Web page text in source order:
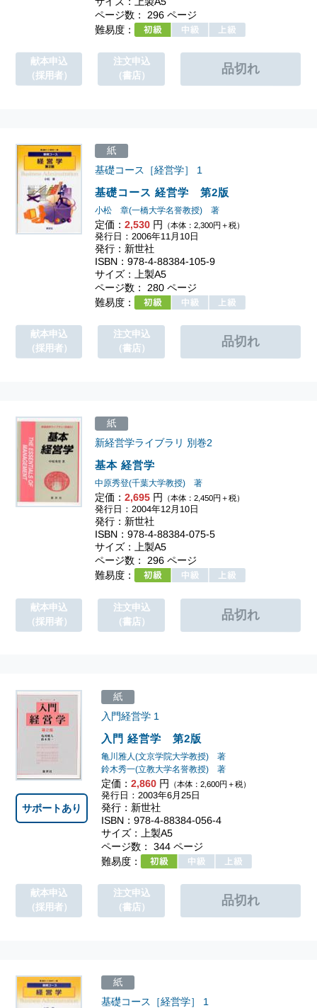
ページ数： 296 ページ
難易度：
献本申込
（採用者）
注文申込
（書店）
基礎コース 経営学 第2版
基礎コース［経営学］ 1
小松 章(一橋大学名誉教授) 著
定価：2,530 円 （本体：2,300円＋税）
紙
発行日：2006年11月10日
発行：新世社
ISBN：978-4-88384-105-9
サイズ：上製A5
ページ数： 280 ページ
難易度：
献本申込
（採用者）
注文申込
（書店）
基本 経営学
新経営学ライブラリ 別巻2
中原秀登(千葉大学教授) 著
定価：2,695 円 （本体：2,450円＋税）
紙
発行日：2004年12月10日
発行：新世社
ISBN：978-4-88384-075-5
サイズ：上製A5
ページ数： 296 ページ
難易度：
献本申込
（採用者）
注文申込
（書店）
入門 経営学 第2版
入門経営学1
亀川雅人(文京学院大学教授) 著
鈴木秀一(立教大学名誉教授) 著
定価： 2,860円 （本体：2,600円＋税）
紙
発行日：2003年6月25日
発行：新世社
ISBN：978-4-88384-056-4
サイズ：上製A5
ページ数： 344 ページ
難易度：
サポートあり
献本申込
（採用者）
注文申込
（書店）
基礎コース［経営学］ 1
紙